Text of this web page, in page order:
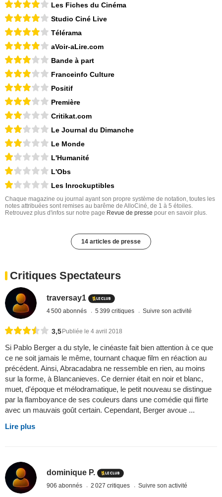
Les Fiches du Cinéma
Studio Ciné Live
Télérama
aVoir-aLire.com
Bande à part
Franceinfo Culture
Positif
Première
Critikat.com
Le Journal du Dimanche
Le Monde
L'Humanité
L'Obs
Les Inrockuptibles
Chaque magazine ou journal ayant son propre système de notation, toutes les
notes attribuées sont remises au barême de AlloCiné, de 1 à 5 étoiles.
Retrouvez plus d'infos sur notre page Revue de presse pour en savoir plus.
14 articles de presse
Critiques Spectateurs
traversay1
4 500 abonnés 5 399 critiques Suivre son activité
3,5Publiée le 4 avril 2018
Si Pablo Berger a du style, le cinéaste fait bien attention à ce que
ce ne soit jamais le même, tournant chaque film en réaction au
précédent. Ainsi, Abracadabra ne ressemble en rien, au moins
sur la forme, à Blancanieves. Ce dernier était en noir et blanc,
muet, d'époque et mélodramatique, le petit nouveau se distingue
par la flamboyance de ses couleurs dans une comédie qui flirte
avec un mauvais goût certain. Cependant, Berger avoue ...
Lire plus
dominique P.
906 abonnés 2 027 critiques Suivre son activité